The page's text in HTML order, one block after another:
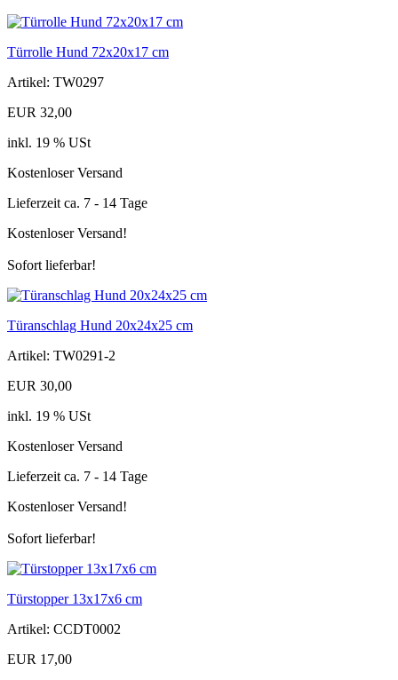
Türrolle Hund 72x20x17 cm
Artikel: TW0297
EUR 32,00
inkl. 19 % USt
Kostenloser Versand
Lieferzeit ca. 7 - 14 Tage
Kostenloser Versand!
Sofort lieferbar!
Türanschlag Hund 20x24x25 cm
Artikel: TW0291-2
EUR 30,00
inkl. 19 % USt
Kostenloser Versand
Lieferzeit ca. 7 - 14 Tage
Kostenloser Versand!
Sofort lieferbar!
Türstopper 13x17x6 cm
Artikel: CCDT0002
EUR 17,00